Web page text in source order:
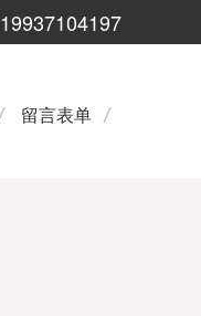
19937104197
留言表单